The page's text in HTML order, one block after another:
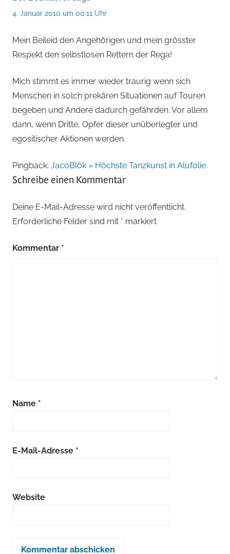
4. Januar 2010 um 00:11 Uhr
Mein Beileid den Angehörigen und mein grösster
Respekt den selbstlosen Rettern der Rega!
Mich stimmt es immer wieder traurig wenn sich
Menschen in solch prekären Situationen auf Touren
begeben und Andere dadurch gefährden. Vor allem
dann, wenn Dritte, Opfer dieser unüberlegter und
egositischer Aktionen werden.
Pingback: JacoBlök » Höchste Tanzkunst in Alufolie
Schreibe einen Kommentar
Deine E-Mail-Adresse wird nicht veröffentlicht.
Erforderliche Felder sind mit * markiert
Kommentar *
Name *
E-Mail-Adresse *
Website